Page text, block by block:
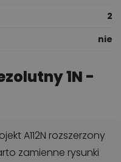
2
nie
1N -
A112N rozszerzony
zamienne rysunki